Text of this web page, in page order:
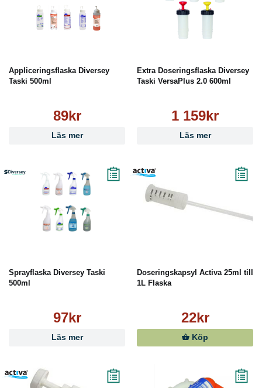
Appliceringsflaska Diversey
Taski 500ml
89kr
Läs mer
Extra Doseringsflaska Diversey
Taski VersaPlus 2.0 600ml
1 159kr
Läs mer
Sprayflaska Diversey Taski
500ml
97kr
Läs mer
Doseringskapsyl Activa 25ml till
1L Flaska
22kr
Köp